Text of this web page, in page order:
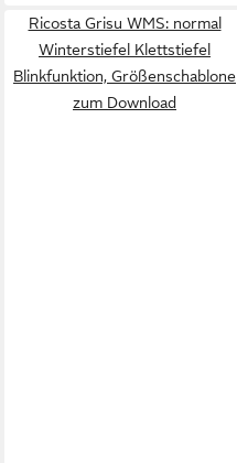
Ricosta Grisu WMS: normal
Winterstiefel Klettstiefel
Blinkfunktion, Größenschablone
zum Download